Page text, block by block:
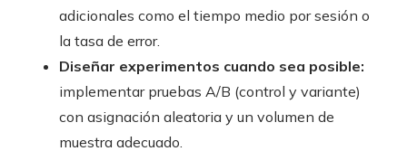
adicionales como el tiempo medio por sesión o
la tasa de error.
Diseñar experimentos cuando sea posible:
implementar pruebas A/B (control y variante)
con asignación aleatoria y un volumen de
muestra adecuado.